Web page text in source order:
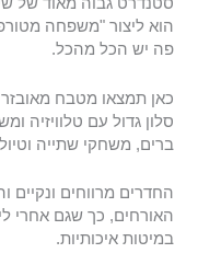
סטנדרט גבוה מאוד של
הוא ליצור "משפחה
פה יש הכל מהכל.
כאן תמצאו מטבח
סלון גדול עם טלוויזיה
ברים, משחקי שתייה
החדרים מרווחים ונקיים
האורחים, כך שגם אחרי
במיטות איכותיות.